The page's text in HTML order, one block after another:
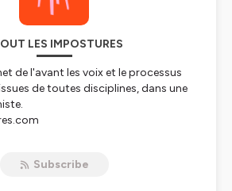
LES IMPOSTURES
de l'avant les voix et le processus
de toutes disciplines, dans une
GaulinSubscribe